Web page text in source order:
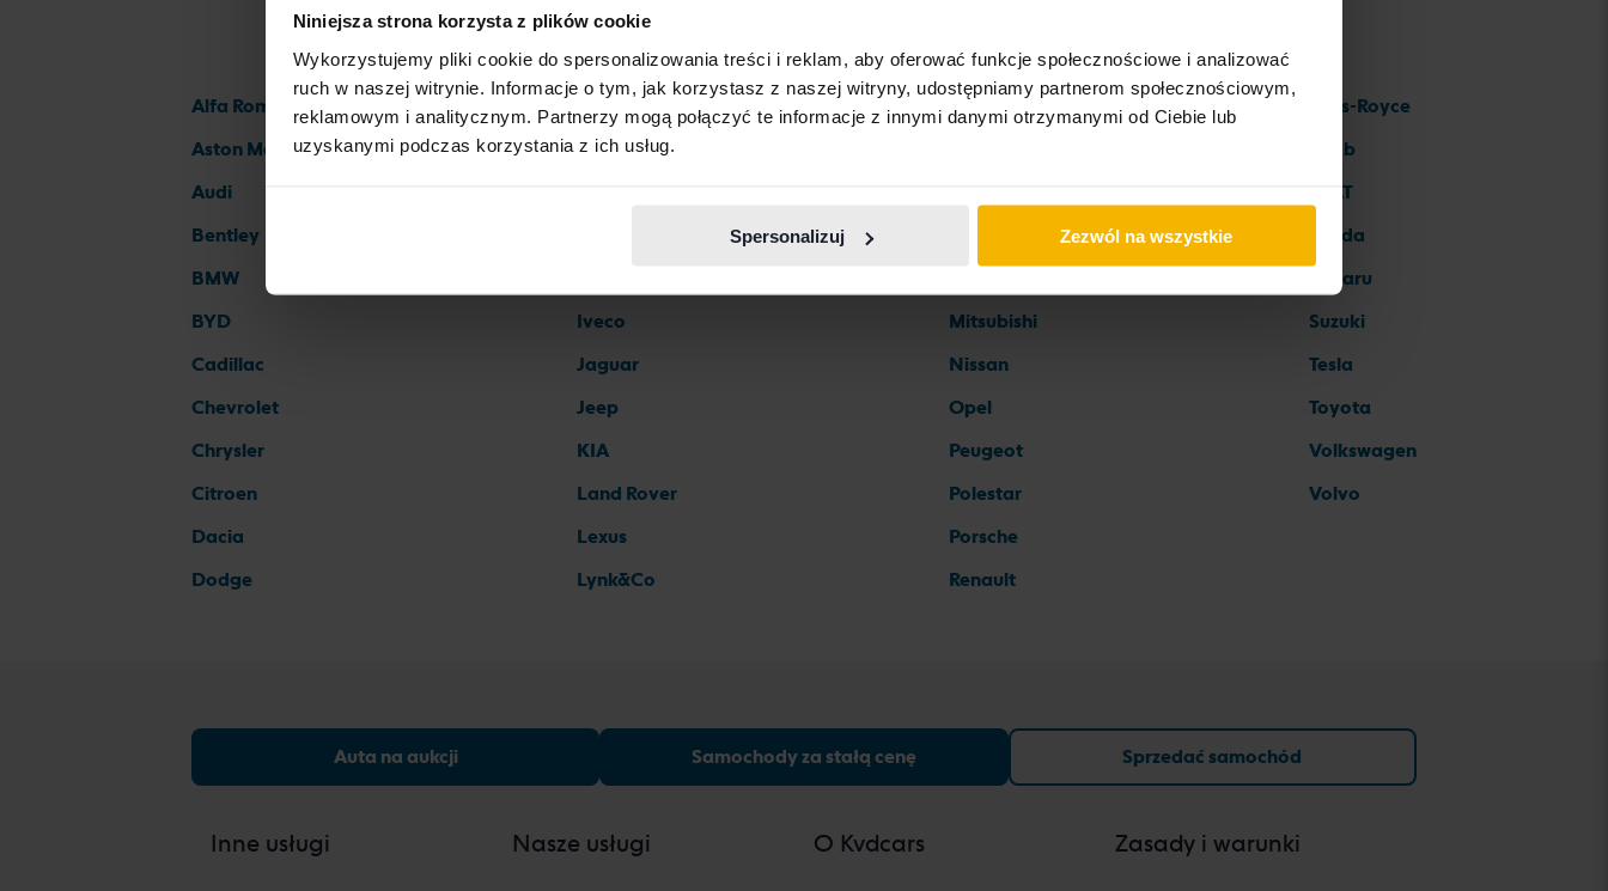
Niniejsza strona korzysta z plików cookie
Wykorzystujemy pliki cookie do spersonalizowania treści i reklam, aby oferować funkcje społecznościowe i analizować
ruch w naszej witrynie. Informacje o tym, jak korzystasz z naszej witryny, udostępniamy partnerom społecznościowym,
reklamowym i analitycznym. Partnerzy mogą połączyć te informacje z innymi danymi otrzymanymi od Ciebie lub
uzyskanymi podczas korzystania z ich usług.
Spersonalizuj Zezwól na wszystkie
Marki samochodów
Alfa Romeo
Aston Martin
Audi
Bentley
BMW
BYD
Cadillac
Chevrolet
Chrysler
Citroen
Dacia
Dodge
Ferrari
Fiat
Iveco
Jaguar
Jeep
KIA
Land Rover
Lexus
Lynk&Co
Maserati
Mitsubishi
Nissan
Opel
Peugeot
Polestar
Porsche
Renault
Rolls-Royce
Saab
SEAT
Skoda
Subaru
Suzuki
Tesla
Toyota
Volkswagen
Volvo
Auta na aukcji Samochody za stałą cenę Sprzedać samochód
Inne usługi Nasze usługi O Kvdcars Zasady i warunki